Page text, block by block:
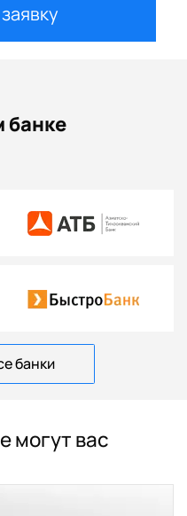
банке
банки
могут вас